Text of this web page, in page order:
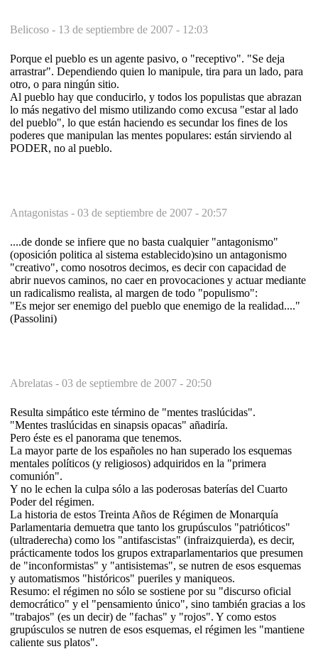
Belicoso - 13 de septiembre de 2007 - 12:03
Porque el pueblo es un agente pasivo, o "receptivo". "Se deja
arrastrar". Dependiendo quien lo manipule, tira para un lado, para
otro, o para ningún sitio.
Al pueblo hay que conducirlo, y todos los populistas que abrazan
lo más negativo del mismo utilizando como excusa "estar al lado
del pueblo", lo que están haciendo es secundar los fines de los
poderes que manipulan las mentes populares: están sirviendo al
PODER, no al pueblo.
Antagonistas - 03 de septiembre de 2007 - 20:57
....de donde se infiere que no basta cualquier "antagonismo"
(oposición politica al sistema establecido)sino un antagonismo
"creativo", como nosotros decimos, es decir con capacidad de
abrir nuevos caminos, no caer en provocaciones y actuar mediante
un radicalismo realista, al margen de todo "populismo":
"Es mejor ser enemigo del pueblo que enemigo de la realidad...."
(Passolini)
Abrelatas - 03 de septiembre de 2007 - 20:50
Resulta simpático este término de "mentes traslúcidas".
"Mentes traslúcidas en sinapsis opacas" añadiría.
Pero éste es el panorama que tenemos.
La mayor parte de los españoles no han superado los esquemas
mentales políticos (y religiosos) adquiridos en la "primera
comunión".
Y no le echen la culpa sólo a las poderosas baterías del Cuarto
Poder del régimen.
La historia de estos Treinta Años de Régimen de Monarquía
Parlamentaria demuetra que tanto los grupúsculos "patrióticos"
(ultraderecha) como los "antifascistas" (infraizquierda), es decir,
prácticamente todos los grupos extraparlamentarios que presumen
de "inconformistas" y "antisistemas", se nutren de esos esquemas
y automatismos "históricos" pueriles y maniqueos.
Resumo: el régimen no sólo se sostiene por su "discurso oficial
democrático" y el "pensamiento único", sino también gracias a los
"trabajos" (es un decir) de "fachas" y "rojos". Y como estos
grupúsculos se nutren de esos esquemas, el régimen les "mantiene
caliente sus platos".